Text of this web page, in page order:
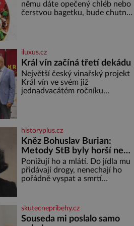
němu dáte opečený chléb nebo
čerstvou bagetku, bude chutnat
iluxus.cz
Král vín začíná třetí dekádu
Největší český vinařský projekt
Král vín ve svém již
jednadvacátém ročníku
historyplus.cz
Kněz Bohuslav Burian:
Metody StB byly horší než
gestapácké trýznění
Ponižují ho a mlátí. Do jídla mu
přidávají drogy, nenechají ho
pořádně vyspat a smrtí
estébákům podepíše všechno,
co po něm chtějí. Svým
podpisem jim potvrdí také to, že
skutecnepribehy.cz
Souseda mi poslalo samo